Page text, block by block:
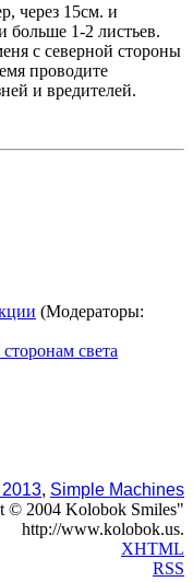
через 15см. и
больше 1-2 листьев.
с северной стороны
проводите
и вредителей.
(Модераторы:
света
, Simple Machines
© 2004 Kolobok Smiles"
http://www.kolobok.us.
XHTML
RSS